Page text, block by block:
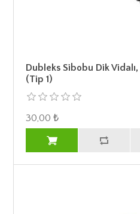
Dubleks Sibobu Dik
(Tip 1)
30,00 ₺